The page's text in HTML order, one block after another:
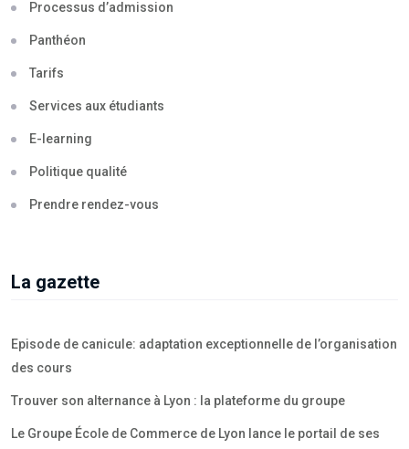
Processus d’admission
Panthéon
Tarifs
Services aux étudiants
E-learning
Politique qualité
Prendre rendez-vous
La gazette
Episode de canicule: adaptation exceptionnelle de l’organisation
des cours
Trouver son alternance à Lyon : la plateforme du groupe
Le Groupe École de Commerce de Lyon lance le portail de ses